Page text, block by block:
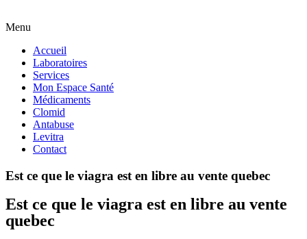
Menu
Accueil
Laboratoires
Services
Mon Espace Santé
Médicaments
Clomid
Antabuse
Levitra
Contact
Est ce que le viagra est en libre au vente quebec
Est ce que le viagra est en libre au vente
quebec